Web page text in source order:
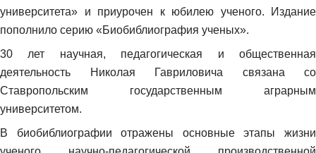
университета» и приурочен к юбилею ученого. Издание
пополнило серию «Биобиблиография ученых».
30 лет научная, педагогическая и общественная
деятельность Николая Гавриловича связана со
Ставропольским государственным аграрным
университетом.
В биобиблиографии отражены основные этапы жизни